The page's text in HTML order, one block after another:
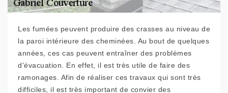
Les fumées peuvent produire des crasses au niveau de
la paroi intérieure des cheminées. Au bout de quelques
années, ces cas peuvent entraîner des problèmes
d'évacuation. En effet, il est très utile de faire des
ramonages. Afin de réaliser ces travaux qui sont très
difficiles, il est très important de convier des